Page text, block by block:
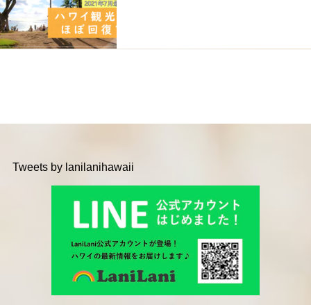
Tweets by lanilanihawaii